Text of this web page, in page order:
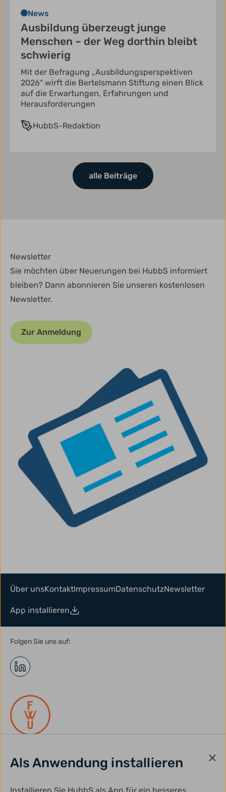
News
Ausbildung überzeugt junge
Menschen – der Weg dorthin bleibt
schwierig
Mit der Befragung „Ausbildungsperspektiven
2026“ wirft die Bertelsmann Stiftung einen Blick
auf die Erwartungen, Erfahrungen und
Herausforderungen
HubbS-Redaktion
alle Beiträge
Newsletter
Sie möchten über Neuerungen bei HubbS informiert
bleiben? Dann abonnieren Sie unseren kostenlosen
Newsletter.
Zur Anmeldung
Als Anwendung installieren
Über unsKontaktImpressumDatenschutzNewsletter
App installieren
Folgen Sie uns auf:
gefördert durch: